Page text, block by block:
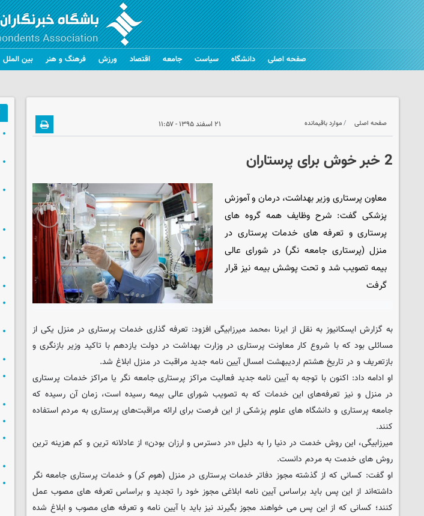
صفحه اصلی دانشگاه سیاست جامعه اقتصاد ورزش فرهنگ و هنر بین الملل
صفحه اصلی موارد باقیمانده ۲۱ اسفند ۱۳۹۵ - ۱۱:۵۷
2 خبر خوش برای پرستاران
معاون پرستاری وزیر بهداشت، درمان و آموزش
پزشکی گفت: شرح وظایف همه گروه های
پرستاری و تعرفه های خدمات پرستاری در
منزل (پرستاری جامعه نگر) در شورای عالی
بیمه تصویب شد و تحت پوشش بیمه نیز قرار
گرفت
به گزارش ایسکانیوز به نقل از ایرنا ،محمد میرزابیگی افزود: تعرفه گذاری خدمات پرستاری در منزل یکی از
مسائلی بود که با شروع کار معاونت پرستاری در وزارت بهداشت در دولت یازدهم با تاکید وزیر بازنگری و
بازتعریف و در تاریخ هشتم اردیبهشت امسال آیین نامه جدید مراقبت در منزل ابلاغ شد.
او ادامه داد: اکنون با توجه به آیین نامه جدید فعالیت مراکز پرستاری جامعه نگر یا مراکز خدمات پرستاری
در منزل و نیز تعرفه‌های این خدمات که به تصویب شورای عالی بیمه رسیده است، زمان آن رسیده که
جامعه پرستاری و دانشگاه های علوم پزشکی از این فرصت برای ارائه مراقبت‌های پرستاری به مردم استفاده
کنند.
میرزابیگی، این روش خدمت در دنیا را به دلیل «در دسترس و ارزان بودن» از عادلانه ترین و کم هزینه ترین
روش های خدمت به مردم دانست.
او گفت: کسانی که از گذشته مجوز دفاتر خدمات پرستاری در منزل (هوم کر) و خدمات پرستاری جامعه نگر
داشته‌اند از این پس باید براساس آیین نامه ابلاغی مجوز خود را تجدید و براساس تعرفه های مصوب عمل
کنند؛ کسانی که از این پس می خواهند مجوز بگیرند نیز باید با آیین نامه و تعرفه های مصوب و ابلاغ شده